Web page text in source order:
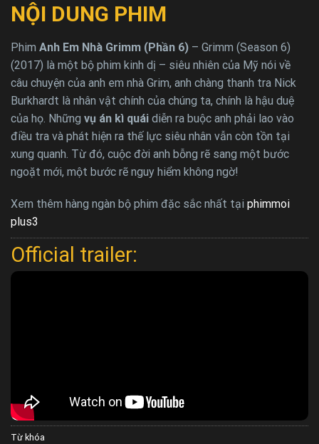
NỘI DUNG PHIM
Phim Anh Em Nhà Grimm (Phần 6) – Grimm (Season 6)
(2017) là một bộ phim kinh dị – siêu nhiên của Mỹ nói về
câu chuyện của anh em nhà Grim, anh chàng thanh tra Nick
Burkhardt là nhân vật chính của chúng ta, chính là hậu duệ
của họ. Những vụ án kì quái diễn ra buộc anh phải lao vào
điều tra và phát hiện ra thế lực siêu nhân vẫn còn tồn tại
xung quanh. Từ đó, cuộc đời anh bỗng rẽ sang một bước
ngoặt mới, một bước rẽ nguy hiểm không ngờ!
Xem thêm hàng ngàn bộ phim đặc sắc nhất tại phimmoi
plus3
Official trailer:
Từ khóa